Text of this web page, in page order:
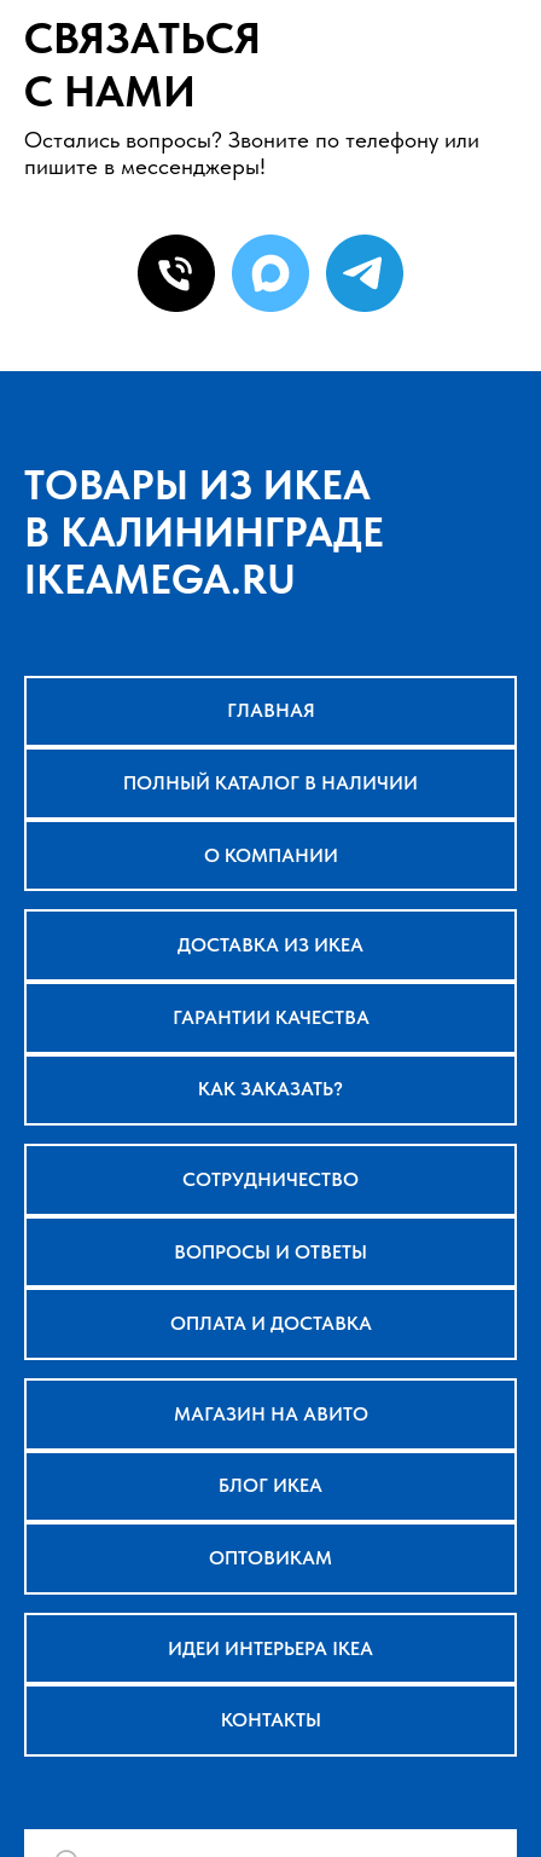
СВЯЗАТЬСЯ
С НАМИ
Остались вопросы? Звоните по телефону или
пишите в мессенджеры!
ТОВАРЫ ИЗ ИКЕА
В КАЛИНИНГРАДЕ
IKEAMEGA.RU
ГЛАВНАЯ
ПОЛНЫЙ КАТАЛОГ В НАЛИЧИИ
О КОМПАНИИ
ДОСТАВКА ИЗ ИКЕА
ГАРАНТИИ КАЧЕСТВА
КАК ЗАКАЗАТЬ?
СОТРУДНИЧЕСТВО
ВОПРОСЫ И ОТВЕТЫ
ОПЛАТА И ДОСТАВКА
МАГАЗИН НА АВИТО
БЛОГ ИКЕА
ОПТОВИКАМ
ИДЕИ ИНТЕРЬЕРА IKEA
КОНТАКТЫ